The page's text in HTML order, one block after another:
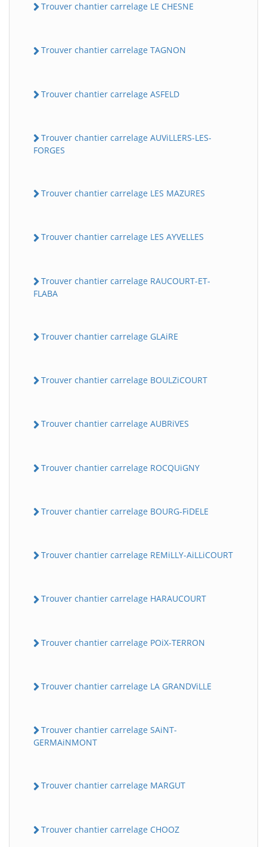
Trouver chantier carrelage LE CHESNE
Trouver chantier carrelage TAGNON
Trouver chantier carrelage ASFELD
Trouver chantier carrelage AUViLLERS-LES-
FORGES
Trouver chantier carrelage LES MAZURES
Trouver chantier carrelage LES AYVELLES
Trouver chantier carrelage RAUCOURT-ET-
FLABA
Trouver chantier carrelage GLAiRE
Trouver chantier carrelage BOULZiCOURT
Trouver chantier carrelage AUBRiVES
Trouver chantier carrelage ROCQUiGNY
Trouver chantier carrelage BOURG-FiDELE
Trouver chantier carrelage REMiLLY-AiLLiCOURT
Trouver chantier carrelage HARAUCOURT
Trouver chantier carrelage POiX-TERRON
Trouver chantier carrelage LA GRANDViLLE
Trouver chantier carrelage SAiNT-
GERMAiNMONT
Trouver chantier carrelage MARGUT
Trouver chantier carrelage CHOOZ